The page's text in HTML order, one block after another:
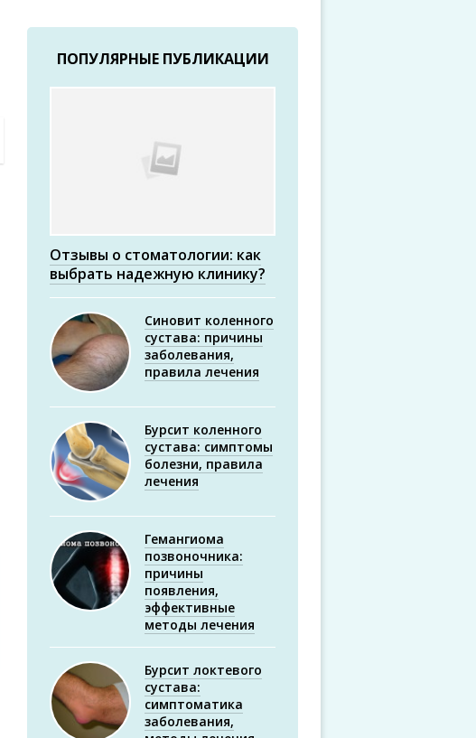
ПОПУЛЯРНЫЕ ПУБЛИКАЦИИ
Отзывы о стоматологии: как
выбрать надежную клинику?
Синовит коленного
сустава: причины
заболевания,
правила лечения
Бурсит коленного
сустава: симптомы
болезни, правила
лечения
Гемангиома
позвоночника:
причины
появления,
эффективные
методы лечения
Бурсит локтевого
сустава:
симптоматика
заболевания,